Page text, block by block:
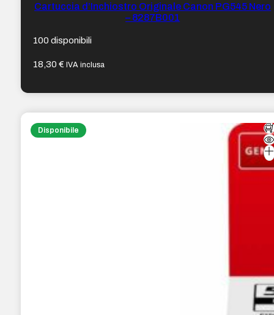
Cartuccia d’Inchiostro Originale Canon PG545 Nero
– 8287B001
100 disponibili
18,30€ IVA inclusa
Disponibile